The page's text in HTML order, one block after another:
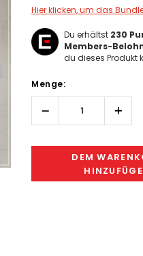
Hier klicken, um das
Du erhältst 230
Members-
du dieses Produkt
Only
left
Menge:
Menge
erhöhen:
Menge
DEM